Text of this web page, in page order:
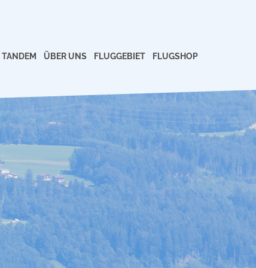
TANDEM ÜBER UNS FLUGGEBIET FLUGSHOP